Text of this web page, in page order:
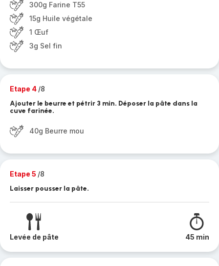
300g Farine T55
15g Huile végétale
1 Œuf
3g Sel fin
Etape 4 /8
Ajouter le beurre et pétrir 3 min. Déposer la pâte dans la
cuve farinée.
40g Beurre mou
Etape 5 /8
Laisser pousser la pâte.
Levée de pâte 45 min